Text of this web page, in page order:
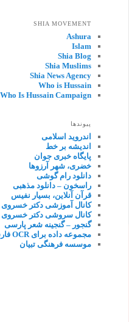
SHIA MOVEMENT
Ashura
Islam
Shia Blog
Shia Muslims
Shia News Agency
Who is Hussain
Who Is Hussain Campaign
پیوندها
اندروید اسلامی
اندیشه بر خط
پایگاه خبری جوان
خضری، شهر آرزوها
دانلود رام گوشی
راسخون – دانلود مذهبی
قرآن آنلاین، بسیار نفیس
کانال آموزشی دکتر خسروی
کانال سروشی دکتر خسروی
گنجور – گنجینه شعر پارسی
مجموعه داده برای OCR فارسی
موسسه فرهنگی تبیان